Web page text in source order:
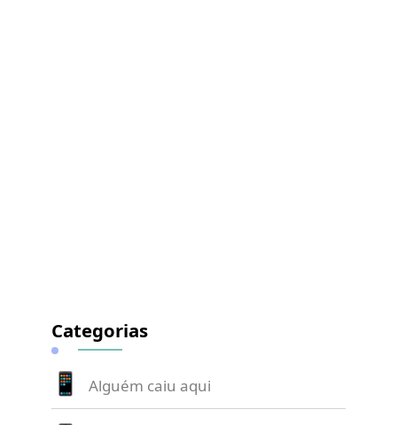
Categorias
Alguém caiu aqui